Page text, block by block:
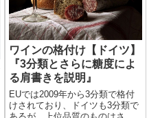
ワインの格付け【ドイツ】
『3分類とさらに糖度によ
る肩書きを説明』
EUでは2009年から3分類で格付
けされており、ドイツも3分類で